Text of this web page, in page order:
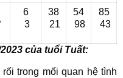
6
3
38
21
54
98
85
43
của tuổi Tuất:
trong mối quan hệ tình